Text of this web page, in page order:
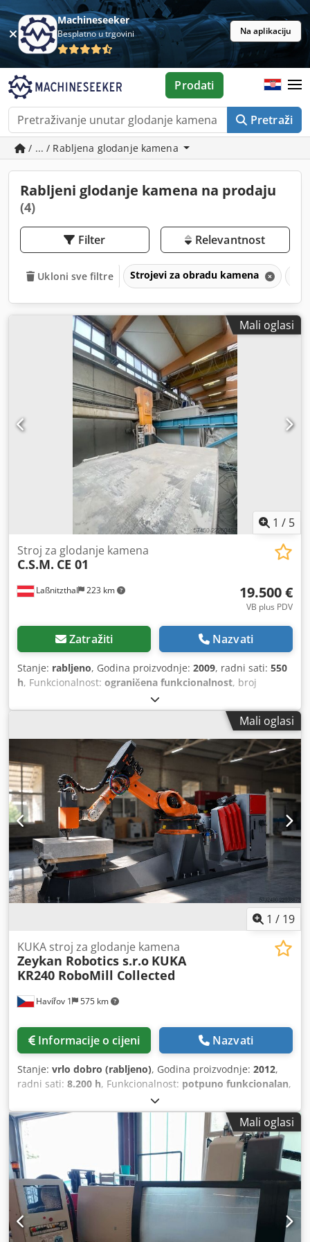
Machineseeker
Besplatno u trgovini Na aplikaciju
Pretraži
Prodati
/ ... / Rabljena glodanje kamena
Rabljeni glodanje kamena na prodaju
(4)
Filter Relevantnost
Ukloni sve filtre Strojevi za obradu kamena
Mali oglasi
1 / 5
Laßnitzthal 223 km
Stroj za glodanje kamena
C.S.M. CE 01
19.500 €
VB plus PDV
Zatražiti Nazvati
Stanje: rabljeno, Godina proizvodnje: 2009, radni sati: 550
h, Funkcionalnost: ograničena funkcionalnost, broj
, Mostna pila za mramor i granit s
rotirajućim i nagibnim stolom, dostupni su novi čelični
temelji za most i stol. Dimenzije: 560 cm duljina, 460 cm
širina, 300 cm visina. Težina cca 6160 kg. Inverter za motor
pile, radni stol s motornim pogonom i podešavanjem
nagiba, linearni sustav oblikovanja, nagib pile za kose
rezove. Chodpezim Dlofx Adpja
Mali oglasi
1 / 19
Havířov 1 575 km
KUKA stroj za glodanje kamena
Zeykan Robotics s.r.o KUKA
KR240 RoboMill Collected
Informacije o cijeni Nazvati
Stanje: vrlo dobro (rabljeno), Godina proizvodnje: 2012,
radni sati: 8.200 h, Funkcionalnost: potpuno funkcionalan,
, širina stola:
ulazne struje:trofazni, masa obratka (maks.):6.000 kg,
duljina stola:
3.200 mm
, maksimalna brzina vretena
glodalice:
12.000 okr/min
, ____RoboMill 2KR240 S20BT40
TT6t TB16 WM1 – Preuzeto Kompleks za obradu kamena
nove generacije s robotskom tehnologijom “NIJE POTREBNA
BETONSKA TEMELJA” Predstavljeni robotski kompleks
temelji se na robotu KUKA KRC2 iz 2012. godine. Sustav se
može isporučiti i s: - rabljenim robotima KUKA KRC4, -
potpuno novim robotima KUKA KRC4, - robotima nove
Mali oglasi